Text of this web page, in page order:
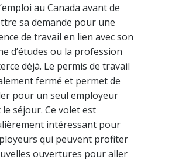
au Canada avant de
sa demande pour une
de travail en lien avec son
d’études ou la profession
déjà. Le permis de travail
fermé et permet de
pour un seul employeur
séjour. Ce volet est
intéressant pour
qui peuvent profiter
ouvertures pour aller